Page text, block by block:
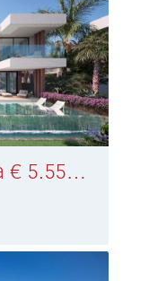
Villa Nueva Andalucía € 5.550.000,-